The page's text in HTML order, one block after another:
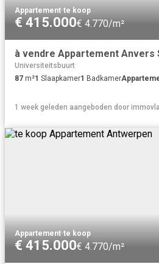
Appartement·te koop
€ 415.000€ 4.770/m²
à vendre Appartement Anvers
Universiteitsbuurt
87 m²1 Slaapkamer1 Badkamer
1 week geleden aangeboden door
Appartement·te koop
€ 415.000€ 4.770/m²